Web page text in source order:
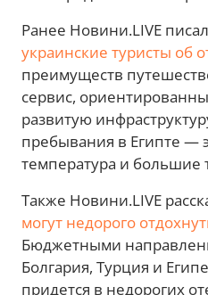
Ранее Новини.LIVE
украинские туристы об
преимуществ
сервис,
развитую
пребывания в Египте —
температура и большие
Также Новини.LIVE
могут недорого
Бюджетными
Болгария, Турция и
придется в недорогих